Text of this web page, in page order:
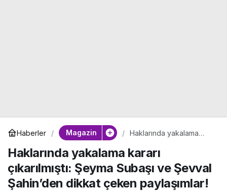
Haberler Magazin
Haklarında yakalama
Subaşı ve Şevval
Şahin’den dikkat çeken
paylaşımlar!
Haklarında yakalama kararı
çıkarılmıştı: Şeyma Subaşı ve Şevval
Şahin’den dikkat çeken paylaşımlar!